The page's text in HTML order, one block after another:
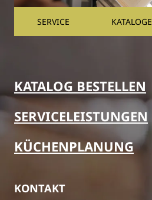
SERVICE KATALOGE
KATALOG BESTELLEN
SERVICELEISTUNGEN
KÜCHENPLANUNG
KONTAKT